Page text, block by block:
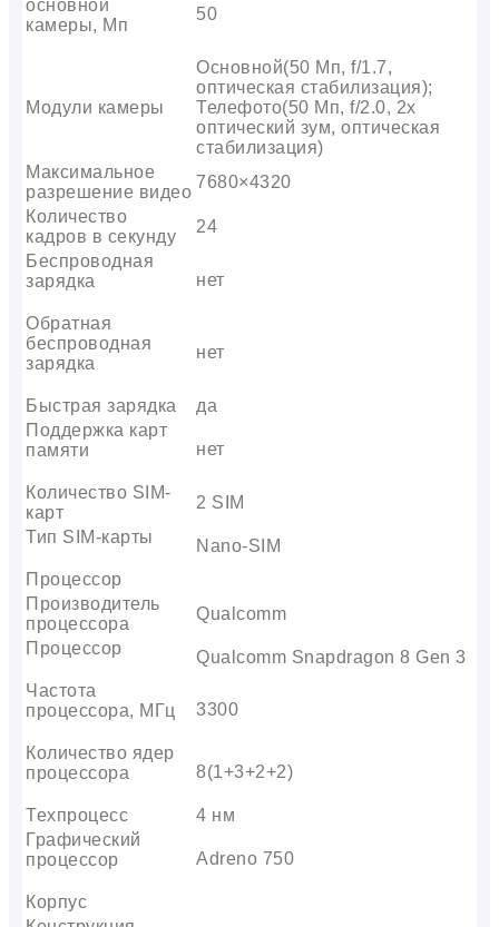
основной
камеры, Мп
50
Модули камеры
Основной(50 Мп, f/1.7,
оптическая стабилизация);
Телефото(50 Мп, f/2.0, 2x
оптический зум, оптическая
стабилизация)
Максимальное
разрешение видео
7680×4320
Количество
кадров в секунду
24
Беспроводная
зарядка
нет
Обратная
беспроводная
зарядка
нет
Быстрая зарядка
да
Поддержка карт
памяти
нет
Количество SIM-
карт
2 SIM
Тип SIM-карты
Nano-SIM
Процессор
Производитель
процессора
Qualcomm
Процессор
Qualcomm Snapdragon 8 Gen 3
Частота
процессора, МГц
3300
Количество ядер
процессора
8(1+3+2+2)
Техпроцесс
4 нм
Графический
процессор
Adreno 750
Корпус